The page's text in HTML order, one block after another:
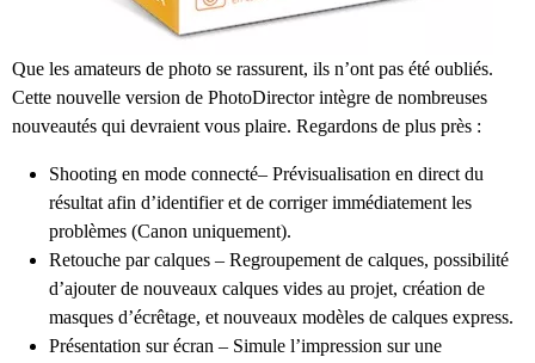
Que les amateurs de photo se rassurent, ils n’ont pas été oubliés.
Cette nouvelle version de PhotoDirector intègre de nombreuses
nouveautés qui devraient vous plaire. Regardons de plus près :
Shooting en mode connecté– Prévisualisation en direct du
résultat afin d’identifier et de corriger immédiatement les
problèmes (Canon uniquement).
Retouche par calques – Regroupement de calques, possibilité
d’ajouter de nouveaux calques vides au projet, création de
masques d’écrêtage, et nouveaux modèles de calques express.
Présentation sur écran – Simule l’impression sur une